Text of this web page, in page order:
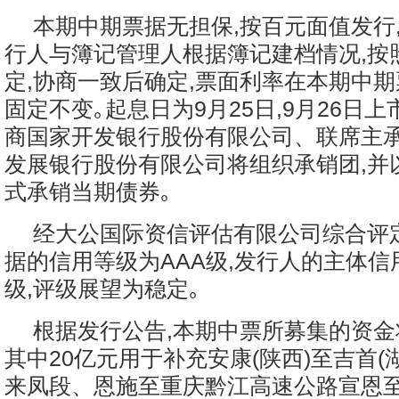
本期中期票据无担保,按百元面值发
行人与簿记管理人根据簿记建档情况,按
定,协商一致后确定,票面利率在本期中
固定不变｡起息日为9月25日,9月26日上
商国家开发银行股份有限公司、联席主
发展银行股份有限公司将组织承销团,并
式承销当期债券｡
经大公国际资信评估有限公司综合评
据的信用等级为AAA级,发行人的主体信
级,评级展望为稳定｡
根据发行公告,本期中票所募集的资
其中20亿元用于补充安康(陕西)至吉首(
来凤段、恩施至重庆黔江高速公路宣恩